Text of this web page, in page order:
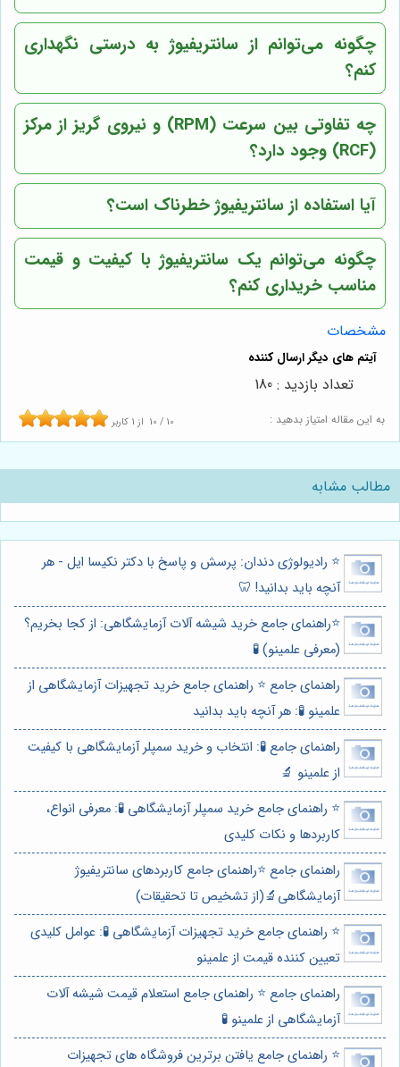
چگونه می‌توانم از سانتریفیوژ به درستی نگهداری
کنم؟
چه تفاوتی بین سرعت (RPM) و نیروی گریز از مرکز
(RCF) وجود دارد؟
آیا استفاده از سانتریفیوژ خطرناک است؟
چگونه می‌توانم یک سانتریفیوژ با کیفیت و قیمت
مناسب خریداری کنم؟
مشخصات
به این مقاله امتیاز بدهید : 10 / 10 از 1 کاربر
تعداد بازدید : 180
مطالب مشابه
⭐️ رادیولوژی دندان: پرسش و پاسخ با دکتر نکیسا ایل - هر
آنچه باید بدانید! 🦷
⭐️راهنمای جامع خرید شیشه آلات آزمایشگاهی: از کجا بخریم؟
(معرفی علمینو) 🧪
راهنمای جامع ⭐️ راهنمای جامع خرید تجهیزات آزمایشگاهی از
علمینو 🧪: هر آنچه باید بدانید
راهنمای جامع 🧪: انتخاب و خرید سمپلر آزمایشگاهی با کیفیت
از علمینو 🔬
⭐️ راهنمای جامع خرید سمپلر آزمایشگاهی 🧪: معرفی انواع،
کاربردها و نکات کلیدی
راهنمای جامع ⭐️راهنمای جامع کاربردهای سانتریفیوژ
آزمایشگاهی🔬(از تشخیص تا تحقیقات)
⭐️ راهنمای جامع خرید تجهیزات آزمایشگاهی 🧪: عوامل کلیدی
تعیین کننده قیمت از علمینو
راهنمای جامع ⭐️ راهنمای جامع استعلام قیمت شیشه آلات
آزمایشگاهی از علمینو 🧪
⭐️ راهنمای جامع یافتن برترین فروشگاه های تجهیزات